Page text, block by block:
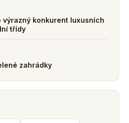
výrazný konkurent luxusních
třídy
zahrádky